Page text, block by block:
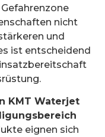
nicht
und
ist entscheidend
KMT Waterjet
eignen sich